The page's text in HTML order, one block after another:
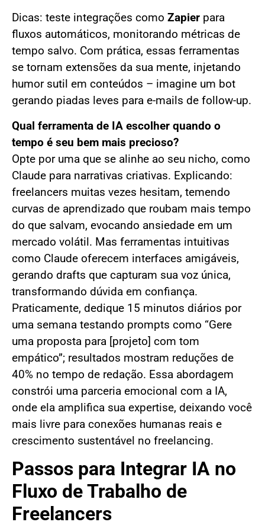
Dicas: teste integrações como Zapier para
fluxos automáticos, monitorando métricas de
tempo salvo. Com prática, essas ferramentas
se tornam extensões da sua mente, injetando
humor sutil em conteúdos – imagine um bot
gerando piadas leves para e-mails de follow-up.
Qual ferramenta de IA escolher quando o
tempo é seu bem mais precioso?
Opte por uma que se alinhe ao seu nicho, como
Claude para narrativas criativas. Explicando:
freelancers muitas vezes hesitam, temendo
curvas de aprendizado que roubam mais tempo
do que salvam, evocando ansiedade em um
mercado volátil. Mas ferramentas intuitivas
como Claude oferecem interfaces amigáveis,
gerando drafts que capturam sua voz única,
transformando dúvida em confiança.
Praticamente, dedique 15 minutos diários por
uma semana testando prompts como “Gere
uma proposta para [projeto] com tom
empático”; resultados mostram reduções de
40% no tempo de redação. Essa abordagem
constrói uma parceria emocional com a IA,
onde ela amplifica sua expertise, deixando você
mais livre para conexões humanas reais e
crescimento sustentável no freelancing.
Passos para Integrar IA no
Fluxo de Trabalho de
Freelancers